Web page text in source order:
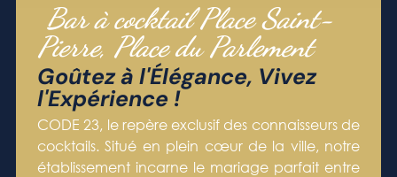
Bar à cocktail Place Saint-
Pierre, Place du Parlement
Goûtez à l'Élégance, Vivez
l'Expérience !
CODE 23, le repère exclusif des connaisseurs de
cocktails. Situé en plein cœur de la ville, notre
établissement incarne le mariage parfait entre